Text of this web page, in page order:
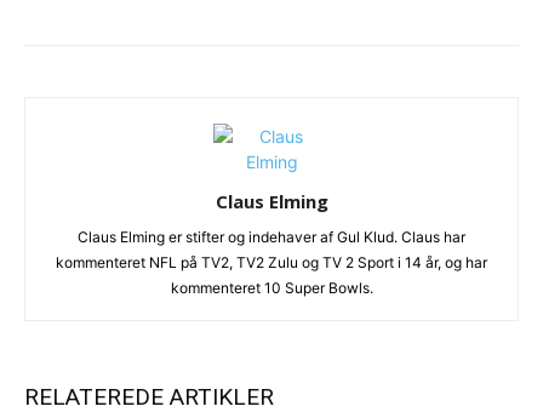
Claus Elming
Claus Elming er stifter og indehaver af Gul Klud. Claus har
kommenteret NFL på TV2, TV2 Zulu og TV 2 Sport i 14 år, og har
kommenteret 10 Super Bowls.
RELATEREDE ARTIKLER